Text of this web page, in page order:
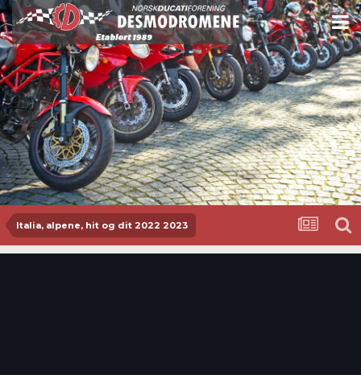
Italia, alpene, hit og dit 2022 2023